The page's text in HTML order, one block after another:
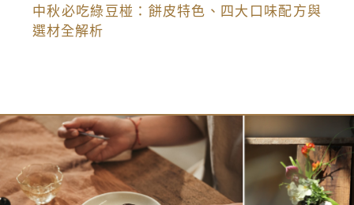
中秋必吃綠豆椪：餅皮特色、四大口味配方與
選材全解析